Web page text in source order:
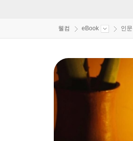
웰컴 eBook 인문